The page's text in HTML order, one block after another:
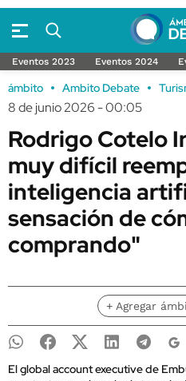
Eventos 2023 Eventos 2024
ámbito Ambito Debate
8 de junio 2026 - 00:05
Rodrigo Cotelo
muy difícil
inteligencia
sensación de
comprando"
+ Agregar
El global account executive de